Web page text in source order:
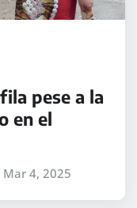
pese a la
en el
Mar 4, 2025